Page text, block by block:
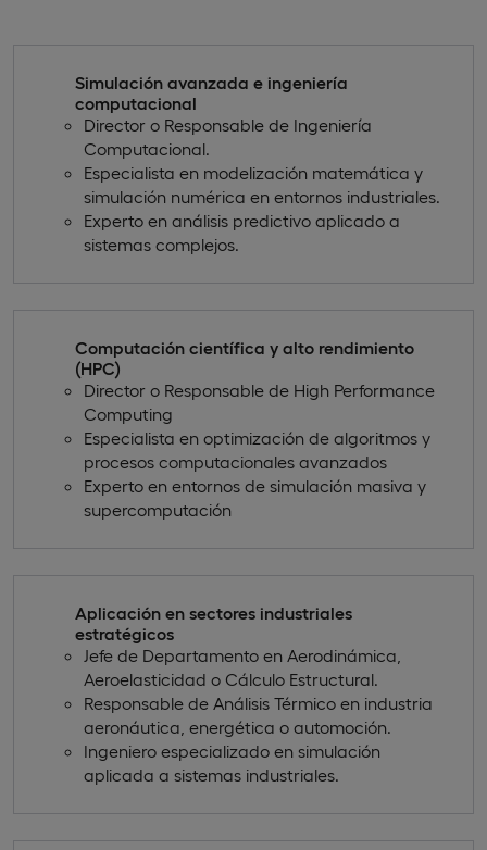
Simulación avanzada e ingeniería
computacional
Director o Responsable de Ingeniería
Computacional.
Especialista en modelización matemática y
simulación numérica en entornos industriales.
Experto en análisis predictivo aplicado a
sistemas complejos.
Computación científica y alto rendimiento
(HPC)
Director o Responsable de High Performance
Computing
Especialista en optimización de algoritmos y
procesos computacionales avanzados
Experto en entornos de simulación masiva y
supercomputación
Aplicación en sectores industriales
estratégicos
Jefe de Departamento en Aerodinámica,
Aeroelasticidad o Cálculo Estructural.
Responsable de Análisis Térmico en industria
aeronáutica, energética o automoción.
Ingeniero especializado en simulación
aplicada a sistemas industriales.